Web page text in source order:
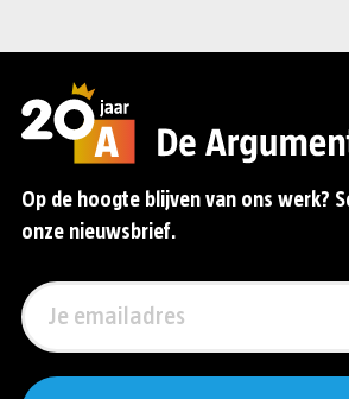
Op de hoogte blijven van ons werk?
onze nieuwsbrief.